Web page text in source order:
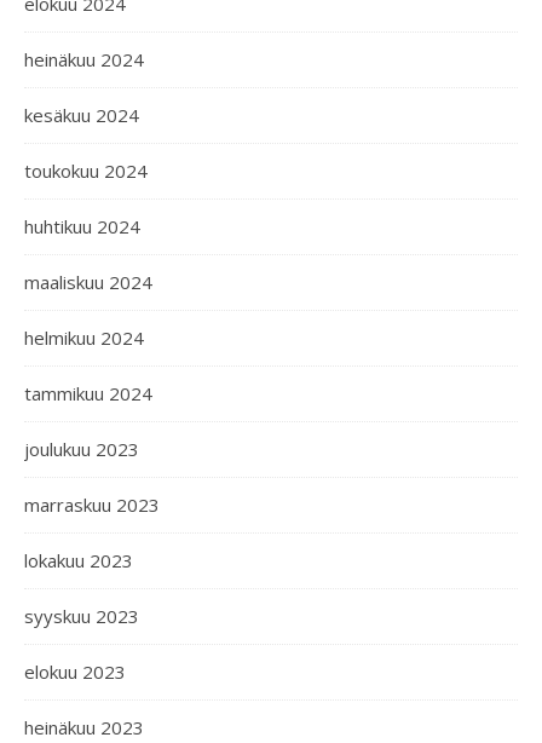
heinäkuu 2024
kesäkuu 2024
toukokuu 2024
huhtikuu 2024
maaliskuu 2024
helmikuu 2024
tammikuu 2024
joulukuu 2023
marraskuu 2023
lokakuu 2023
syyskuu 2023
elokuu 2023
heinäkuu 2023